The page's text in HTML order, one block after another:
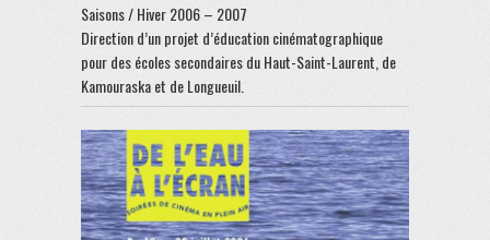
Saisons / Hiver 2006 – 2007
Direction d’un projet d’éducation cinématographique
pour des écoles secondaires du Haut-Saint-Laurent, de
Kamouraska et de Longueuil.